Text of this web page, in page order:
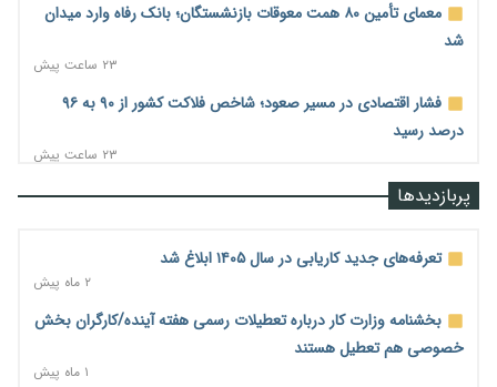
معمای تأمین ۸۰ همت معوقات بازنشستگان؛ بانک رفاه وارد میدان
شد
۲۳ ساعت پیش
فشار اقتصادی در مسیر صعود؛ شاخص فلاکت کشور از ۹۰ به ۹۶
درصد رسید
۲۳ ساعت پیش
رشد ۷۵ هزار میلیاردی بازار خرید اعتباری؛ فین‌تک‌ها وارد میدان
۲۳ ساعت پیش
آغاز اجرای پایلوت «ردا کارت» برای دانشجویان تحصیلات تکمیلی
پربازدیدها
تعرفه‌های جدید کاریابی در سال ۱۴۰۵ ابلاغ شد
۲ ماه پیش
بخشنامه وزارت کار درباره تعطیلات رسمی هفته آینده/کارگران بخش
خصوصی هم تعطیل هستند
۱ ماه پیش